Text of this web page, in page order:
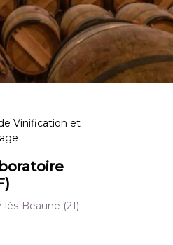
Vinification et
lès-Beaune (21)